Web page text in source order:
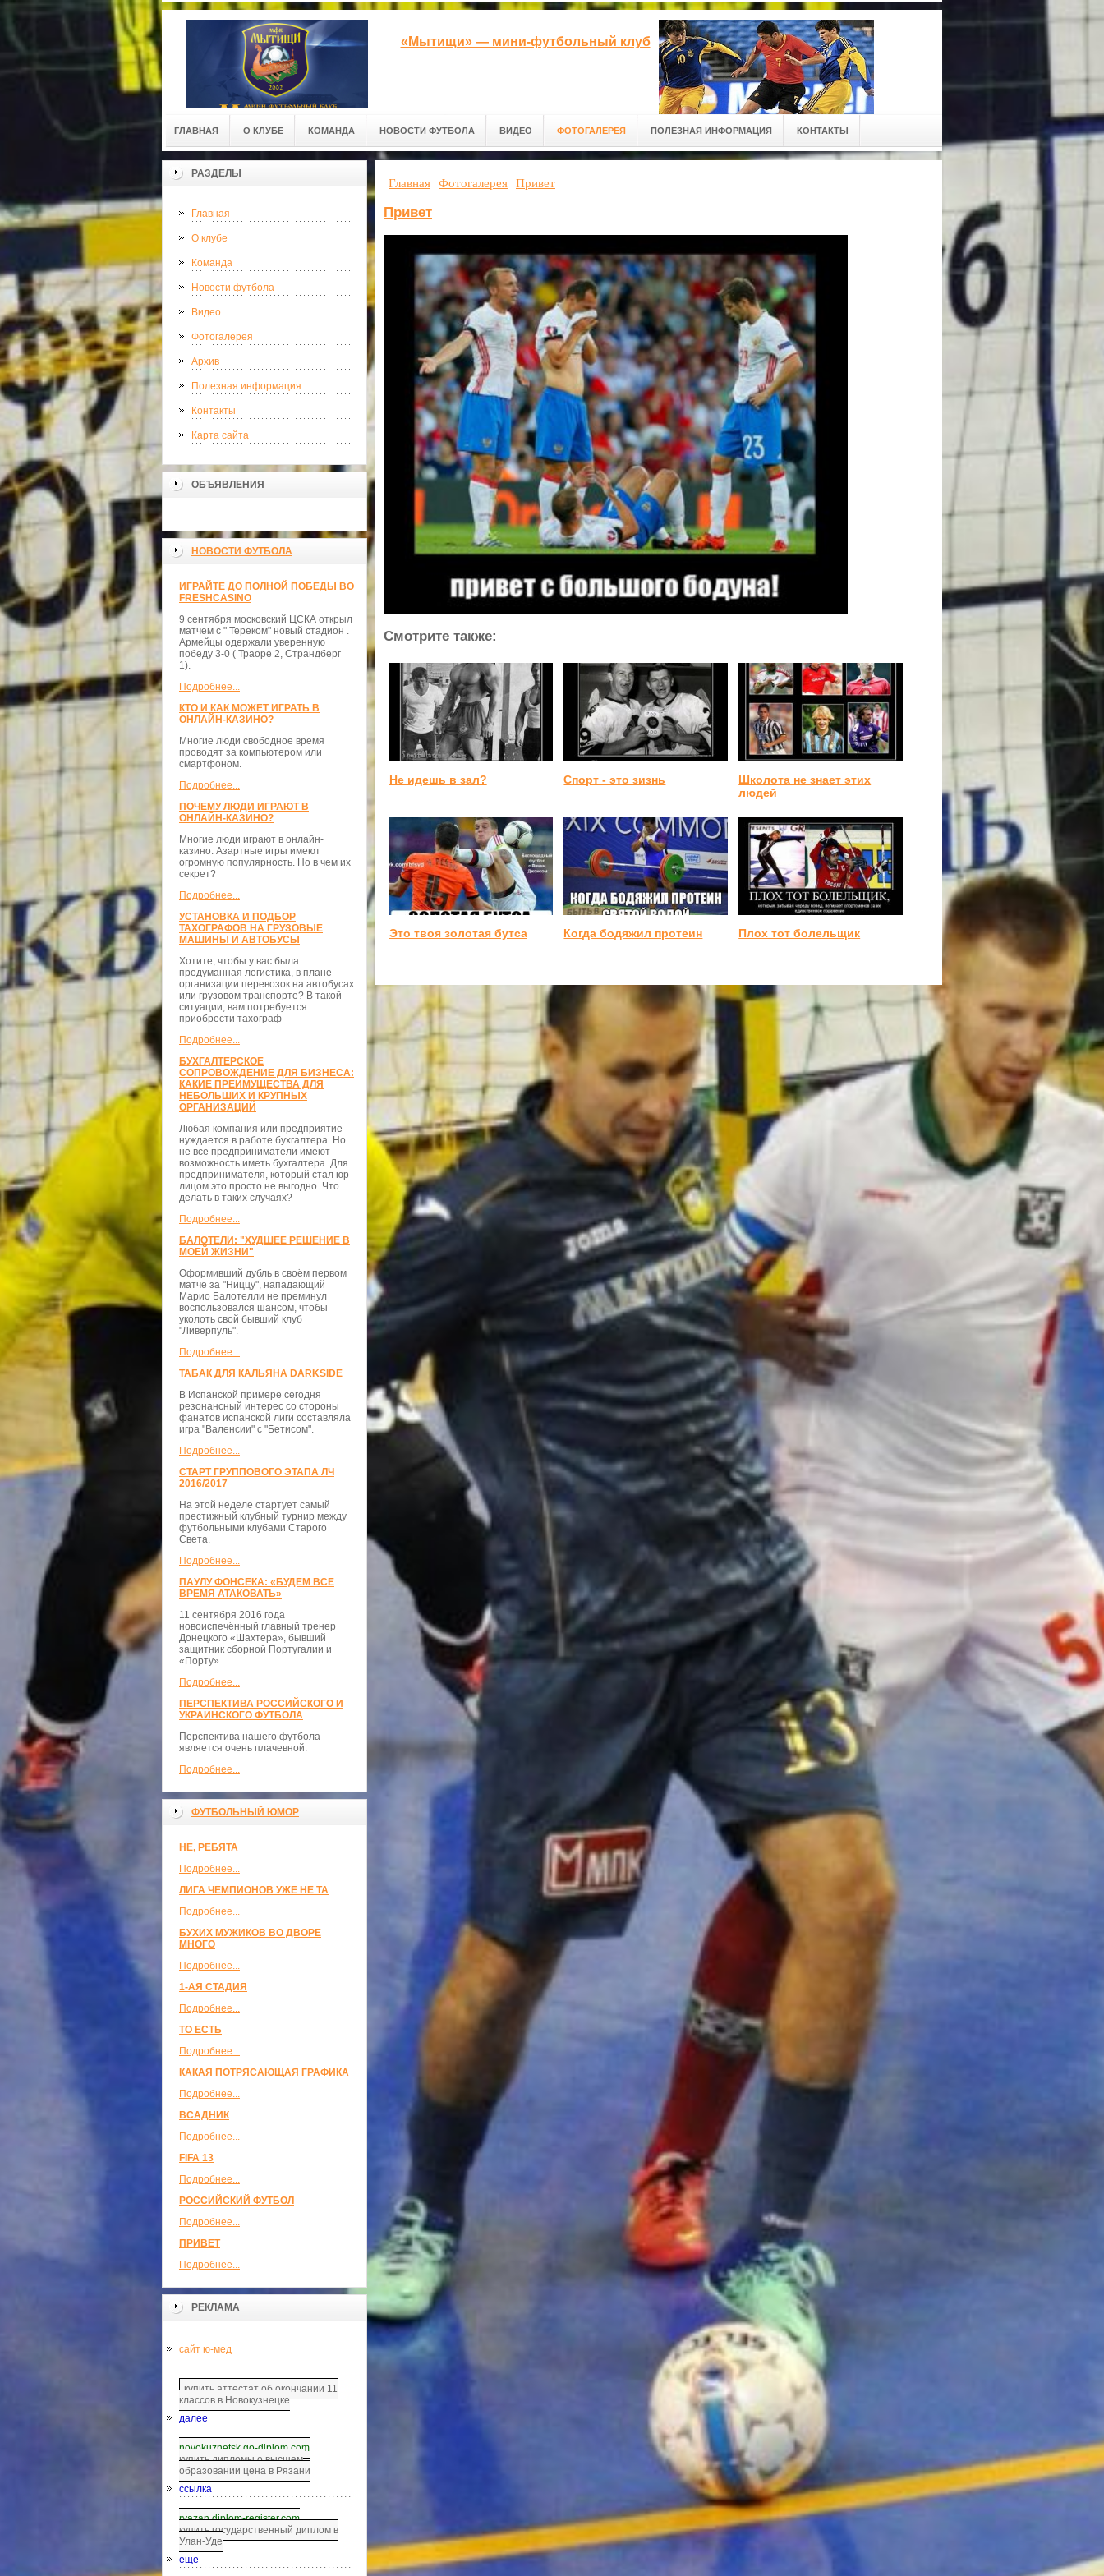
«Мытищи» — мини-футбольный клуб
ГЛАВНАЯ О КЛУБЕ КОМАНДА НОВОСТИ ФУТБОЛА ВИДЕО ФОТОГАЛЕРЕЯ ПОЛЕЗНАЯ ИНФОРМАЦИЯ КОНТАКТЫ
РАЗДЕЛЫ
Главная
О клубе
Команда
Новости футбола
Видео
Фотогалерея
Архив
Полезная информация
Контакты
Карта сайта
ОБЪЯВЛЕНИЯ
НОВОСТИ ФУТБОЛА
ИГРАЙТЕ ДО ПОЛНОЙ ПОБЕДЫ ВО
FRESHCASINO
9 сентября московский ЦСКА открыл
матчем с " Тереком" новый стадион .
Армейцы одержали уверенную
победу 3-0 ( Траоре 2, Страндберг
1).
Подробнее...
КТО И КАК МОЖЕТ ИГРАТЬ В
ОНЛАЙН-КАЗИНО?
Многие люди свободное время
проводят за компьютером или
смартфоном.
Подробнее...
ПОЧЕМУ ЛЮДИ ИГРАЮТ В
ОНЛАЙН-КАЗИНО?
Многие люди играют в онлайн-
казино. Азартные игры имеют
огромную популярность. Но в чем их
секрет?
Подробнее...
УСТАНОВКА И ПОДБОР
ТАХОГРАФОВ НА ГРУЗОВЫЕ
МАШИНЫ И АВТОБУСЫ
Хотите, чтобы у вас была
продуманная логистика, в плане
организации перевозок на автобусах
или грузовом транспорте? В такой
ситуации, вам потребуется
приобрести тахограф
Подробнее...
БУХГАЛТЕРСКОЕ
СОПРОВОЖДЕНИЕ ДЛЯ БИЗНЕСА:
КАКИЕ ПРЕИМУЩЕСТВА ДЛЯ
НЕБОЛЬШИХ И КРУПНЫХ
ОРГАНИЗАЦИЙ
Любая компания или предприятие
нуждается в работе бухгалтера. Но
не все предприниматели имеют
возможность иметь бухгалтера. Для
предпринимателя, который стал юр
лицом это просто не выгодно. Что
делать в таких случаях?
Подробнее...
БАЛОТЕЛИ: "ХУДШЕЕ РЕШЕНИЕ В
МОЕЙ ЖИЗНИ"
Оформивший дубль в своём первом
матче за "Ниццу", нападающий
Марио Балотелли не преминул
воспользовался шансом, чтобы
уколоть свой бывший клуб
"Ливерпуль".
Подробнее...
ТАБАК ДЛЯ КАЛЬЯНА DARKSIDE
В Испанской примере сегодня
резонансный интерес со стороны
фанатов испанской лиги составляла
игра "Валенсии" с "Бетисом".
Подробнее...
СТАРТ ГРУППОВОГО ЭТАПА ЛЧ
2016/2017
На этой неделе стартует самый
престижный клубный турнир между
футбольными клубами Старого
Света.
Подробнее...
ПАУЛУ ФОНСЕКА: «БУДЕМ ВСЕ
ВРЕМЯ АТАКОВАТЬ»
11 сентября 2016 года
новоиспечённый главный тренер
Донецкого «Шахтера», бывший
защитник сборной Португалии и
«Порту»
Подробнее...
ПЕРСПЕКТИВА РОССИЙСКОГО И
УКРАИНСКОГО ФУТБОЛА
Перспектива нашего футбола
является очень плачевной.
Подробнее...
ФУТБОЛЬНЫЙ ЮМОР
НЕ, РЕБЯТА
Подробнее...
ЛИГА ЧЕМПИОНОВ УЖЕ НЕ ТА
Подробнее...
БУХИХ МУЖИКОВ ВО ДВОРЕ
МНОГО
Подробнее...
1-АЯ СТАДИЯ
Подробнее...
ТО ЕСТЬ
Подробнее...
КАКАЯ ПОТРЯСАЮЩАЯ ГРАФИКА
Подробнее...
ВСАДНИК
Подробнее...
FIFA 13
Подробнее...
РОССИЙСКИЙ ФУТБОЛ
Подробнее...
ПРИВЕТ
Подробнее...
РЕКЛАМА
сайт ю-мед
купить аттестат об окончании 11
классов в Новокузнецке
далее
novokuznetsk.go-diplom.com
купить дипломы о высшем
образовании цена в Рязани
ссылка
ryazan.diplom-register.com
купить государственный диплом в
Улан-Уде
еще
Главная Фотогалерея Привет
Привет
Смотрите также:
Не идешь в зал? Спорт - это зизнь
Школота не знает этих
людей
Это твоя золотая бутса Когда бодяжил протеин Плох тот болельщик